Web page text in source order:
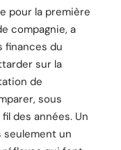
pour la première
compagnie, a
finances du
sur la
de
sous
des années. Un
seulement un